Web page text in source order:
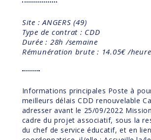
Site : ANGERS (49)
Type de contrat : CDD
Durée : 28h /semaine
Rémunération brute : 14.05€ /heure
Informations principales Poste à
meilleurs délais CDD renouvelable
adresser avant le 25/09/2022
cadre du projet associatif, sous la
du chef de service éducatif, et en